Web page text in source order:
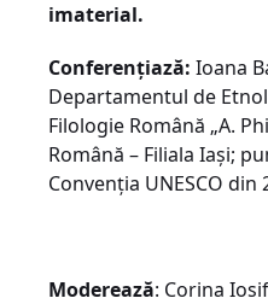
imaterial.
Conferențiază: Ioana
Departamentul de
Filologie Română „A.
Română – Filiala Iași;
Convenția UNESCO din
Moderează: Corina